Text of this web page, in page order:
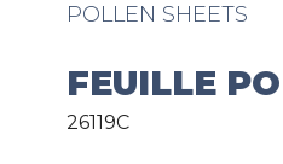
POLLEN SHEETS
FEUILLE
26119C